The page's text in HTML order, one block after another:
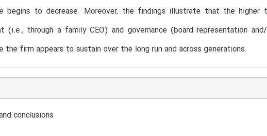
begins to decrease. Moreover, the findings illustrate that the
(i.e., through a family CEO) and governance (board representation
the firm appears to sustain over the long run and across generations.
conclusions